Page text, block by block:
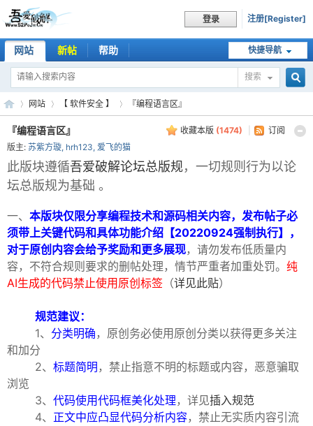
登录 注册[Register]
快捷导航
网站 新帖 帮助
搜索
吾 »
网站
›
【 软件安全 】
›
『编程语言区』
收藏本版 (1474) 订阅
『编程语言区』
版主: 苏紫方璇, hrh123, 爱飞的猫
此版块遵循吾爱破解论坛总版规，一切规则行为以论
坛总版规为基础 。
一、 本版块仅限分享编程技术和源码相关内容，发布帖子必
须带上关键代码和具体功能介绍【20220924强制执行】，
对于原创内容会给予奖励和更多展现，请勿发布低质量内
容，不符合规则要求的删帖处理，情节严重者加重处罚。 纯
AI生成的代码禁止使用原创标签 （详见此贴）
规范建议：
1、 分类明确 ，原创务必使用原创分类以获得更多关注
和加分
2、 标题简明 ，禁止指意不明的标题或内容，恶意骗取
浏览
3、 代码使用代码框美化处理 ，详见插入规范
4、 正文中应凸显代码分析内容，禁止无实质内容引流